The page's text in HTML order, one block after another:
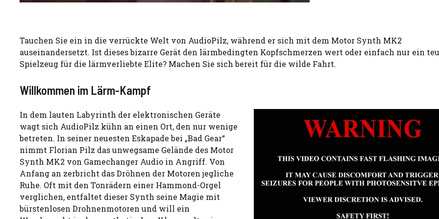
Tauchen Sie ein in die verrückte Welt von AudioPilz, während er sich mit dem Motor Synth MK2
auseinandersetzt. Ist dieses bizarre Gerät den lärmbedingten Kopfschmerzen wert oder einfach nur ein
Spielzeug für die lärmverliebte Elite? Machen Sie sich bereit für die wilde Fahrt.
Willkommen im Lärm-Kampf
In dem lauten Labyrinth der elektronischen Geräte
wagt sich AudioPilz kühn an einen Ort, den nur wenige
betreten. In seiner neuesten Eskapade bei „Bad Gear“
nimmt Florian Pilz das unwegsame Gelände des Motor
Synth MK2 von Gamechanger Audio in Angriff. Von
Anfang an zerbricht das Dröhnen der Motoren jegliche
Ruhe. Oft mit den Tonrädern einer Hammond-Orgel
verglichen, entfaltet dieser Synth seine Magie mit
bürstenlosen Drohnenmotoren und will ein